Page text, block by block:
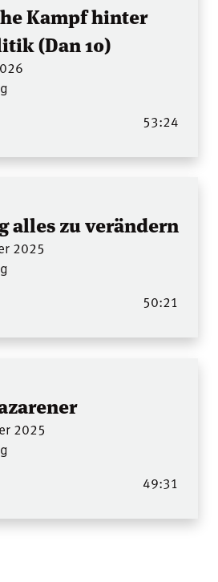
Kampf hinter
(Dan 10)
53:24
alles zu verändern
2025
50:21
2025
49:31